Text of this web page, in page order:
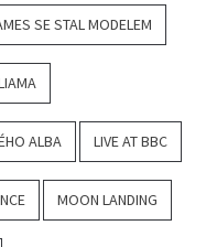
SE STAL MODELEM
ALBA LIVE AT BBC
MOON LANDING